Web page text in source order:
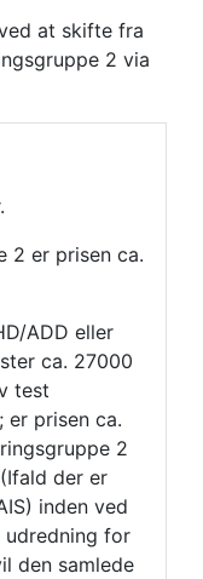
at skifte fra
2 via
2 er prisen ca.
ADD eller
ca. 27000
test
er prisen ca.
2
Ifald der er
inden ved
udredning for
den samlede